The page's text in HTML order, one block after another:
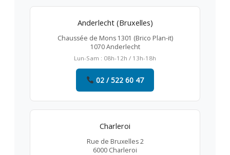
Anderlecht (Bruxelles)
Chaussée de Mons 1301 (Brico Plan-it)
1070 Anderlecht
Lun-Sam : 08h-12h / 13h-18h
02 / 522 60 47
Charleroi
Rue de Bruxelles 2
6000 Charleroi